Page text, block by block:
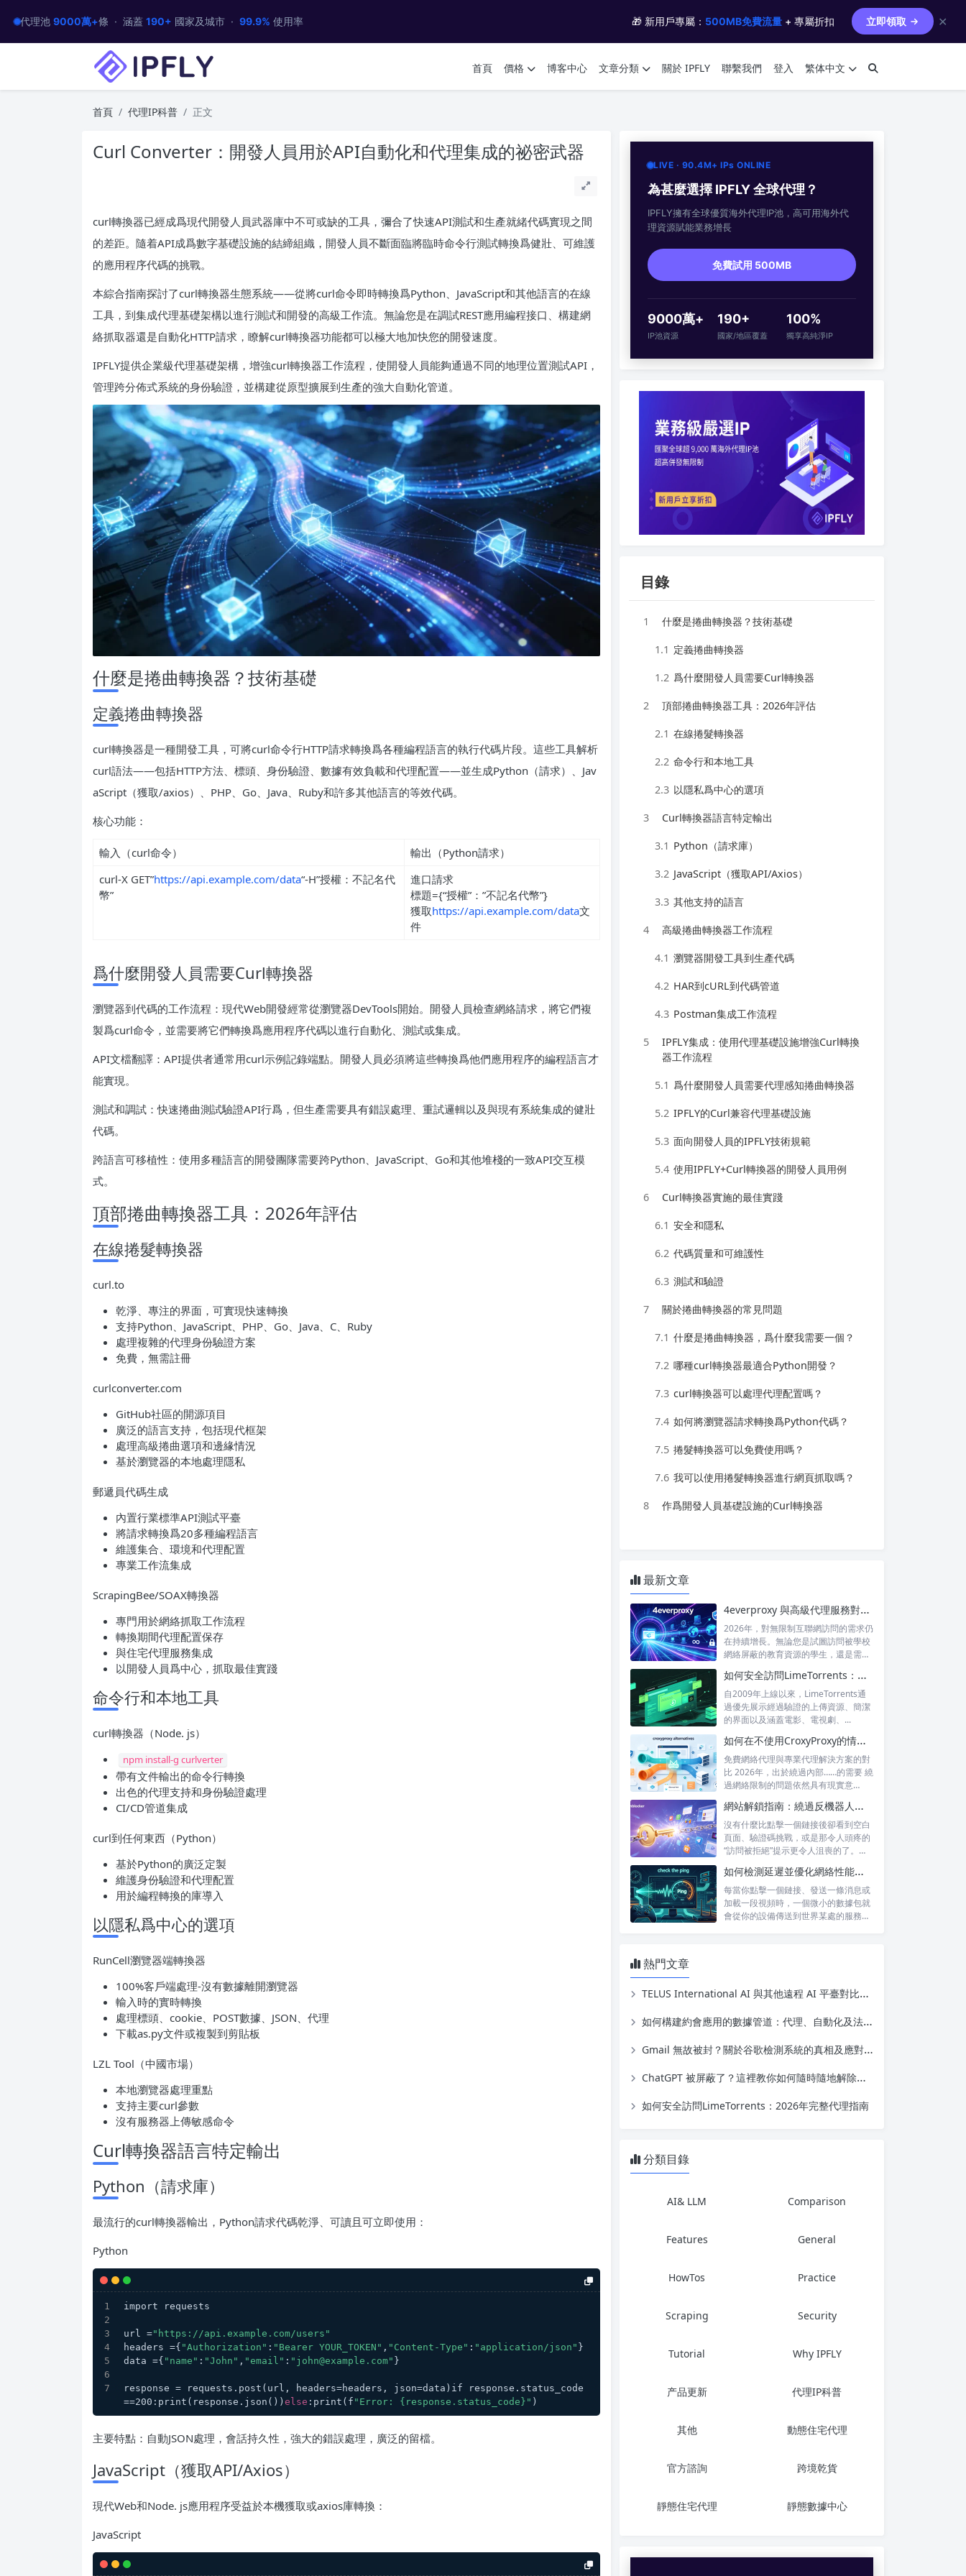
代理池 9000萬+條 · 涵蓋 190+ 國家及城市 · 99.9% 使用率 🎁 新用戶專屬： 500MB免費流量 + 專屬折扣 立即領取 ✕
首頁 價格 博客中心 文章分類 關於 IPFLY 聯繫我們 登入 繁体中文
首頁 代理IP科普 正文
Curl Converter：開發人員用於API自動化和代理集成的祕密武器
curl轉換器已經成爲現代開發人員武器庫中不可或缺的工具，彌合了快速API測試和生產就緒代碼實現之間
的差距。隨着API成爲數字基礎設施的結締組織，開發人員不斷面臨將臨時命令行測試轉換爲健壯、可維護
的應用程序代碼的挑戰。
本綜合指南探討了curl轉換器生態系統——從將curl命令即時轉換爲Python、JavaScript和其他語言的在線
工具，到集成代理基礎架構以進行測試和開發的高級工作流。無論您是在調試REST應用編程接口、構建網
絡抓取器還是自動化HTTP請求，瞭解curl轉換器功能都可以極大地加快您的開發速度。
IPFLY提供企業級代理基礎架構，增強curl轉換器工作流程，使開發人員能夠通過不同的地理位置測試API，
管理跨分佈式系統的身份驗證，並構建從原型擴展到生產的強大自動化管道。
什麼是捲曲轉換器？技術基礎
定義捲曲轉換器
curl轉換器是一種開發工具，可將curl命令行HTTP請求轉換爲各種編程語言的執行代碼片段。這些工具解析
curl語法——包括HTTP方法、標頭、身份驗證、數據有效負載和代理配置——並生成Python（請求）、Jav
aScript（獲取/axios）、PHP、Go、Java、Ruby和許多其他語言的等效代碼。
核心功能：
輸入（curl命令）
輸出（Python請求）
curl-X GET”https://api.example.com/data“-H”授權：不記名代
幣”
進口請求
標題={“授權”：”不記名代幣”}
獲取https://api.example.com/data文
件
爲什麼開發人員需要Curl轉換器
瀏覽器到代碼的工作流程：現代Web開發經常從瀏覽器DevTools開始。開發人員檢查網絡請求，將它們複
製爲curl命令，並需要將它們轉換爲應用程序代碼以進行自動化、測試或集成。
API文檔翻譯：API提供者通常用curl示例記錄端點。開發人員必須將這些轉換爲他們應用程序的編程語言才
能實現。
測試和調試：快速捲曲測試驗證API行爲，但生產需要具有錯誤處理、重試邏輯以及與現有系統集成的健壯
代碼。
跨語言可移植性：使用多種語言的開發團隊需要跨Python、JavaScript、Go和其他堆棧的一致API交互模
式。
頂部捲曲轉換器工具：2026年評估
在線捲髮轉換器
curl.to
乾淨、專注的界面，可實現快速轉換
支持Python、JavaScript、PHP、Go、Java、C、Ruby
處理複雜的代理身份驗證方案
免費，無需註冊
curlconverter.com
GitHub社區的開源項目
廣泛的語言支持，包括現代框架
處理高級捲曲選項和邊緣情況
基於瀏覽器的本地處理隱私
郵遞員代碼生成
內置行業標準API測試平臺
將請求轉換爲20多種編程語言
維護集合、環境和代理配置
專業工作流集成
ScrapingBee/SOAX轉換器
專門用於網絡抓取工作流程
轉換期間代理配置保存
與住宅代理服務集成
以開發人員爲中心，抓取最佳實踐
命令行和本地工具
curl轉換器（Node. js）
npm install-g curlverter
帶有文件輸出的命令行轉換
出色的代理支持和身份驗證處理
CI/CD管道集成
curl到任何東西（Python）
基於Python的廣泛定製
維護身份驗證和代理配置
用於編程轉換的庫導入
以隱私爲中心的選項
RunCell瀏覽器端轉換器
100%客戶端處理-沒有數據離開瀏覽器
輸入時的實時轉換
處理標頭、cookie、POST數據、JSON、代理
下載as.py文件或複製到剪貼板
LZL Tool（中國市場）
本地瀏覽器處理重點
支持主要curl參數
沒有服務器上傳敏感命令
Curl轉換器語言特定輸出
Python（請求庫）
最流行的curl轉換器輸出，Python請求代碼乾淨、可讀且可立即使用：
Python
import requests
url ="https://api.example.com/users"
headers ={ "Authorization" : "Bearer YOUR_TOKEN" , "Content-Type" : "application/json" }
data ={ "name" : "John" , "email" : "john@example.com" }
response = requests.post(url, headers=headers, json=data)if response.status_code
==200:print(response.json()) else :print(f "Error: {response.status_code}" )
主要特點：自動JSON處理，會話持久性，強大的錯誤處理，廣泛的留檔。
JavaScript（獲取API/Axios）
現代Web和Node. js應用程序受益於本機獲取或axios庫轉換：
JavaScript
LIVE · 90.4M+ IPs ONLINE
為甚麼選擇 IPFLY 全球代理？
IPFLY擁有全球優質海外代理IP池，高可用海外代
理資源賦能業務增長
免費試用 500MB
9000萬+
IP池資源
190+
國家/地區覆蓋
100%
獨享高純淨IP
目錄
1 什麼是捲曲轉換器？技術基礎
1.1 定義捲曲轉換器
1.2 爲什麼開發人員需要Curl轉換器
2 頂部捲曲轉換器工具：2026年評估
2.1 在線捲髮轉換器
2.2 命令行和本地工具
2.3 以隱私爲中心的選項
3 Curl轉換器語言特定輸出
3.1 Python（請求庫）
3.2 JavaScript（獲取API/Axios）
3.3 其他支持的語言
4 高級捲曲轉換器工作流程
4.1 瀏覽器開發工具到生產代碼
4.2 HAR到cURL到代碼管道
4.3 Postman集成工作流程
5
IPFLY集成：使用代理基礎設施增強Curl轉換
器工作流程
5.1 爲什麼開發人員需要代理感知捲曲轉換器
5.2 IPFLY的Curl兼容代理基礎設施
5.3 面向開發人員的IPFLY技術規範
5.4 使用IPFLY+Curl轉換器的開發人員用例
6 Curl轉換器實施的最佳實踐
6.1 安全和隱私
6.2 代碼質量和可維護性
6.3 測試和驗證
7 關於捲曲轉換器的常見問題
7.1 什麼是捲曲轉換器，爲什麼我需要一個？
7.2 哪種curl轉換器最適合Python開發？
7.3 curl轉換器可以處理代理配置嗎？
7.4 如何將瀏覽器請求轉換爲Python代碼？
7.5 捲髮轉換器可以免費使用嗎？
7.6 我可以使用捲髮轉換器進行網頁抓取嗎？
8 作爲開發人員基礎設施的Curl轉換器
最新文章
4everproxy 與高級代理服務對比：速度、隱私和可靠性的比較
2026年，對無限制互聯網訪問的需求仍
在持續增長。無論您是試圖訪問被學校
網絡屏蔽的教育資源的學生，還是需要
如何安全訪問LimeTorrents：使用家庭代理繞過封鎖
自2009年上線以來，LimeTorrents通
過優先展示經過驗證的上傳資源、簡潔
的界面以及涵蓋電影、電視劇、...
如何在不使用CroxyProxy的情況下解鎖網站：熱門替代方案對比
免費網絡代理與專業代理解決方案的對
比 2026年，出於繞過內部……的需要 繞
過網絡限制的問題依然具有現實意
網站解鎖指南：繞過反機器人系統並訪問被屏蔽的內容
沒有什麼比點擊一個鏈接後卻看到空白
頁面、驗證碼挑戰，或是那令人頭疼的
“訪問被拒絕”提示更令人沮喪的了。無
如何檢測延遲並優化網絡性能，以提升遊戲和直播體驗
每當你點擊一個鏈接、發送一條消息或
加載一段視頻時，一個微小的數據包就
會從你的設備傳送到世界某處的服務器
熱門文章
TELUS International AI 與其他遠程 AI 平臺對比：哪個報酬更高？
如何構建約會應用的數據管道：代理、自動化及法律考量
Gmail 無故被封？關於谷歌檢測系統的真相及應對方法
ChatGPT 被屏蔽了？這裡教你如何隨時隨地解除屏蔽
如何安全訪問LimeTorrents：2026年完整代理指南
分類目錄
AI& LLM Comparison
Features General
HowTos Practice
Scraping Security
Tutorial Why IPFLY
产品更新 代理IP科普
其他 動態住宅代理
官方諮詢 跨境乾貨
靜態住宅代理 靜態數據中心